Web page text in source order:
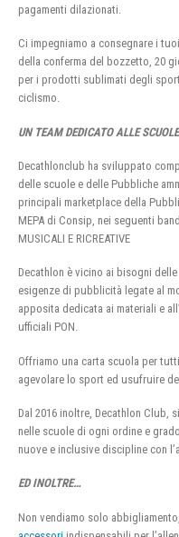
pagamenti dilazionati.
Ci impegniamo a consegnare i
della conferma del bozzetto, 20
per i prodotti sublimati degli
ciclismo.
UN TEAM DEDICATO ALLE
Decathlonclub ha sviluppato
delle scuole e delle Pubbliche
principali marketplace della
MEPA di Consip, nei seguenti
MUSICALI E RICREATIVE
Decathlon è vicino ai bisogni
esigenze di pubblicità legate al
apposita dedicata ai materiali e
ufficiali PON.
Offriamo una carta scuola per
agevolare lo sport ed usufruire
Dal 2016 inoltre, Decathlon Club,
nelle scuole di ogni ordine e
nuove e inclusive discipline con
ED INOLTRE…
Non vendiamo solo